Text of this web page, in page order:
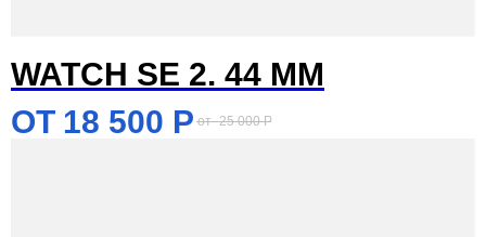
WATCH SE 2. 44 MM
18 500 Р 25 000 Р